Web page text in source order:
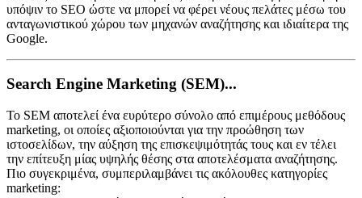
υπόψιν το SEO ώστε να μπορεί να φέρει νέους πελάτες μέσω του
ανταγωνιστικού χώρου των μηχανών αναζήτησης και ιδιαίτερα της
Google.
Search Engine Marketing (SEM)...
Το SEM αποτελεί ένα ευρύτερο σύνολο από επιμέρους μεθόδους
marketing, οι οποίες αξιοποιούνται για την προώθηση των
ιστοσελίδων, την αύξηση της επισκεψιμότητάς τους και εν τέλει
την επίτευξη μίας υψηλής θέσης στα αποτελέσματα αναζήτησης.
Πιο συγεκριμένα, συμπεριλαμβάνει τις ακόλουθες κατηγορίες
marketing: